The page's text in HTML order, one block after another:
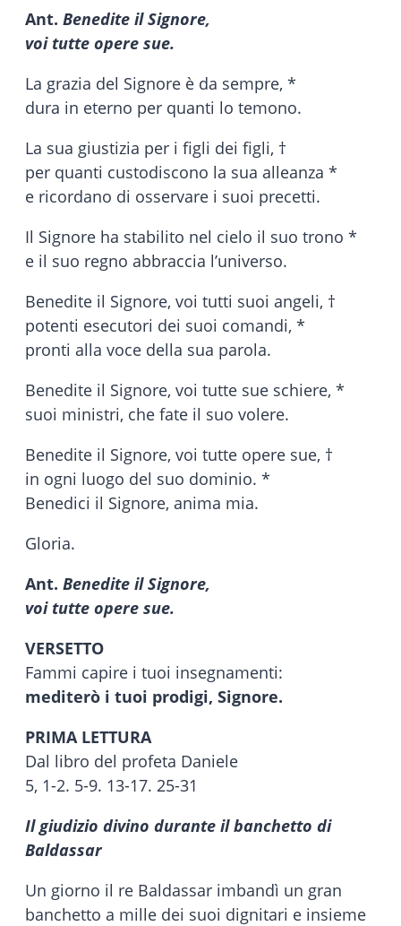
Ant. Benedite il Signore,
voi tutte opere sue.
La grazia del Signore è da sempre, *
dura in eterno per quanti lo temono.
La sua giustizia per i figli dei figli, †
per quanti custodiscono la sua alleanza *
e ricordano di osservare i suoi precetti.
Il Signore ha stabilito nel cielo il suo trono *
e il suo regno abbraccia l’universo.
Benedite il Signore, voi tutti suoi angeli, †
potenti esecutori dei suoi comandi, *
pronti alla voce della sua parola.
Benedite il Signore, voi tutte sue schiere, *
suoi ministri, che fate il suo volere.
Benedite il Signore, voi tutte opere sue, †
in ogni luogo del suo dominio. *
Benedici il Signore, anima mia.
Gloria.
Ant. Benedite il Signore,
voi tutte opere sue.
VERSETTO
Fammi capire i tuoi insegnamenti:
mediterò i tuoi prodigi, Signore.
PRIMA LETTURA
Dal libro del profeta Daniele
5, 1-2. 5-9. 13-17. 25-31
Il giudizio divino durante il banchetto di
Baldassar
Un giorno il re Baldassar imbandì un gran
banchetto a mille dei suoi dignitari e insieme